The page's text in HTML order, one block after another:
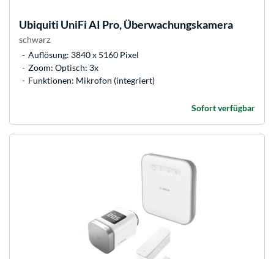
Ubiquiti UniFi AI Pro, Überwachungskamera
schwarz
Auflösung: 3840 x 5160 Pixel
Zoom: Optisch: 3x
Funktionen: Mikrofon (integriert)
Sofort verfügbar